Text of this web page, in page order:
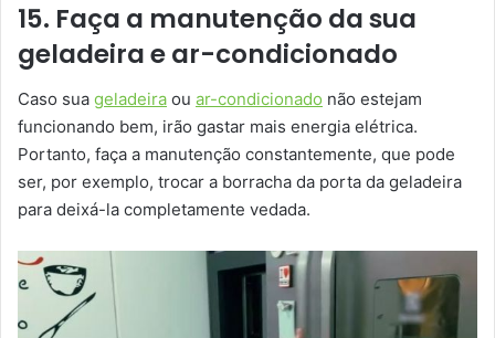
15. Faça a manutenção da sua
geladeira e ar-condicionado
Caso sua geladeira ou ar-condicionado não estejam
funcionando bem, irão gastar mais energia elétrica.
Portanto, faça a manutenção constantemente, que pode
ser, por exemplo, trocar a borracha da porta da geladeira
para deixá-la completamente vedada.